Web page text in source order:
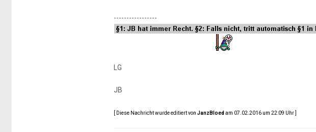
-----------------
LG
JB
[ Diese Nachricht wurde editiert von JanzBloed am 07.02.2016 um 22:09 Uhr ]